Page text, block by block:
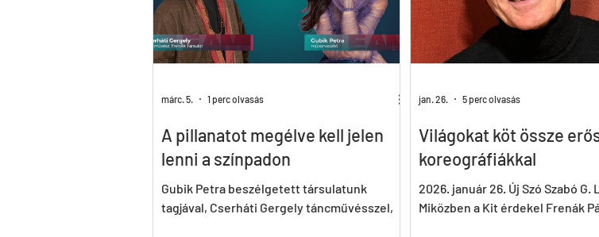
A pillanatot megélve kell jelen
lenni a színpadon
Gubik Petra beszélgetett társulatunk
tagjával, Cserháti Gergely táncművésszel,
márc. 5. 1 perc olvasás
Világokat köt össze
koreográfiákkal
2026. január 26. Új Szó Szabó G.
Miközben a Kit érdekel Frenák
jan. 26. 5 perc olvasás